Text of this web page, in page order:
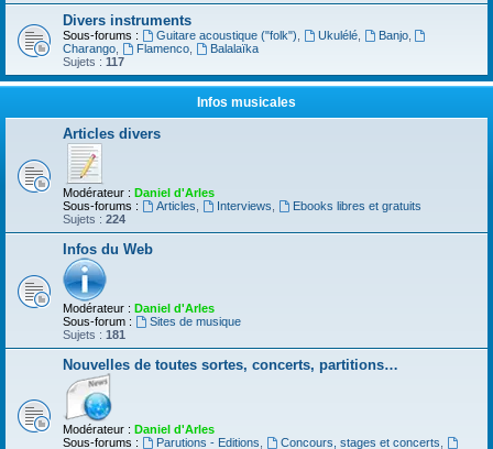
Divers instruments
Sous-forums : Guitare acoustique ("folk") Ukulélé, Banjo,
Charango
Flamenco,
Balalaïka
Sujets : 117
Infos musicales
Articles divers
Modérateur : Daniel d'Arles
Sous-forums :
Articles Interviews
Ebooks libres et gratuits
Sujets : 224
Infos du Web
Modérateur : Daniel d'Arles
Sous-forum :
Sites de musique
Sujets : 181
Nouvelles de toutes sortes, concerts, partitions…
Modérateur : Daniel d'Arles
Sous-forums :
Parutions - Editions Concours, stages et concerts